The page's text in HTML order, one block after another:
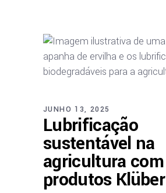
JUNHO 13, 2025
Lubrificação
sustentável na
agricultura com
produtos Klüber